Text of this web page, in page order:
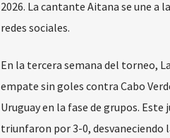
2026. La cantante Aitana se une a
redes sociales.
En la tercera semana del torneo,
empate sin goles contra Cabo
Uruguay en la fase de grupos.
triunfaron por 3-0, desvaneciendo